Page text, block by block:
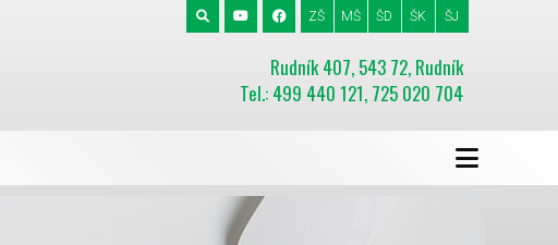
Rudník 407, 543 72, Rudník
Tel.: 499 440 121, 725 020 704
ZŠ MŠ ŠD ŠK ŠJ